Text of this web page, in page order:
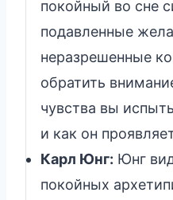
покойный во сне
подавленные
неразрешенные
обратить
чувства вы
и как он
Карл Юнг: Юнг
покойных